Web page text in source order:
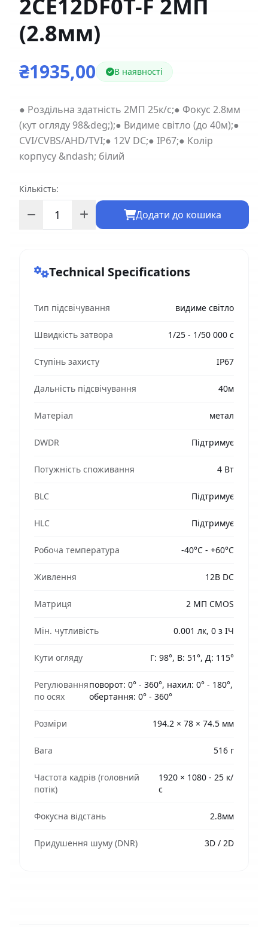
2CE12DF0T-F 2МП
(2.8мм)
₴1935,00 В наявності
● Роздільна здатність 2МП 25к/с;● Фокус 2.8мм
(кут огляду 98&deg;);● Видиме світло (до 40м);●
CVI/CVBS/AHD/TVI;● 12V DC;● IP67;● Колір
корпусу &ndash; білий
Кількість:
Додати до кошика
Technical Specifications
Тип підсвічування видиме світло
Швидкість затвора 1/25 - 1/50 000 с
Ступінь захисту IP67
Дальність підсвічування 40м
Матеріал метал
DWDR Підтримує
Потужність споживання 4 Вт
BLC Підтримує
HLC Підтримує
Робоча температура -40°C - +60°C
Живлення 12В DC
Матриця 2 MП CMOS
Мін. чутливість 0.001 лк, 0 з ІЧ
Кути огляду Г: 98°, В: 51°, Д: 115°
Регулювання
по осях
поворот: 0° - 360°, нахил: 0° - 180°,
обертання: 0° - 360°
Розміри 194.2 × 78 × 74.5 мм
Вага 516 г
Частота кадрів (головний
потік)
1920 × 1080 - 25 к/
с
Фокусна відстань 2.8мм
Придушення шуму (DNR) 3D / 2D